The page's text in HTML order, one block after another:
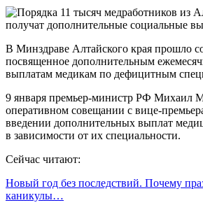
В Минздраве Алтайского края прошло
посвященное дополнительным
выплатам медикам по дефицитным
9 января премьер-министр РФ Михаил
оперативном совещании с вице-
введении дополнительных выплат
в зависимости от их специальности.
Сейчас читают:
Новый год без последствий. Почему
каникулы…